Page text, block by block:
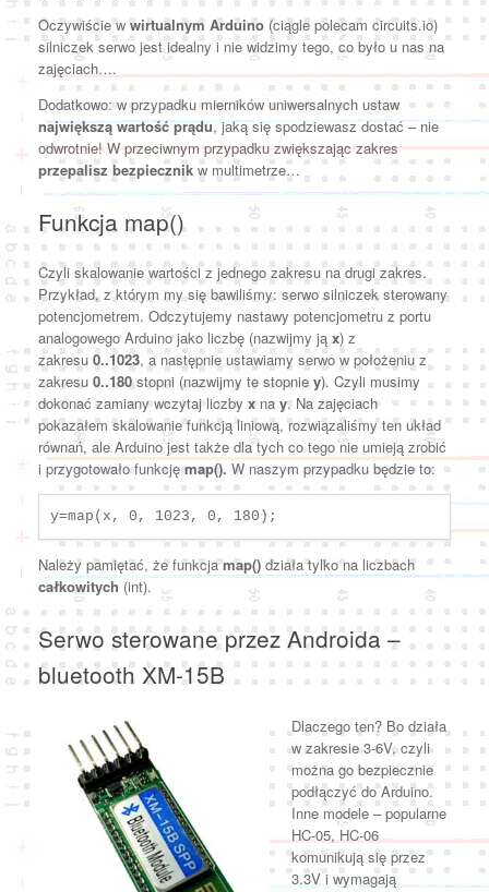
Oczywiście w wirtualnym Arduino (ciągle polecam circuits.io)
silniczek serwo jest idealny i nie widzimy tego, co było u nas na
zajęciach….
Dodatkowo: w przypadku mierników uniwersalnych ustaw
największą wartość prądu, jaką się spodziewasz dostać – nie
odwrotnie! W przeciwnym przypadku zwiększając zakres
przepalisz bezpiecznik w multimetrze…
Funkcja map()
Czyli skalowanie wartości z jednego zakresu na drugi zakres.
Przykład, z którym my się bawiliśmy: serwo silniczek sterowany
potencjometrem. Odczytujemy nastawy potencjometru z portu
analogowego Arduino jako liczbę (nazwijmy ją x) z
zakresu 0..1023, a następnie ustawiamy serwo w położeniu z
zakresu 0..180stopni (nazwijmy te stopniey). Czyli musimy
dokonać zamiany wczytaj liczby xna y. Na zajęciach
pokazałem skalowanie funkcją liniową, rozwiązaliśmy ten układ
równań, ale Arduino jest także dla tych co tego nie umieją zrobić
i przygotowało funkcjęmap(). W naszym przypadku będzie to:
y=map(x, 0, 1023, 0, 180);
Należy pamiętać, że funkcjamap() działa tylko na liczbach
całkowitych (int).
Serwo sterowane przez Androida –
bluetooth XM-15B
Dlaczego ten? Bo działa
w zakresie 3-6V, czyli
można go bezpiecznie
podłączyć do Arduino.
Inne modele – popularne
HC-05, HC-06
komunikują się przez
3.3V i wymagają